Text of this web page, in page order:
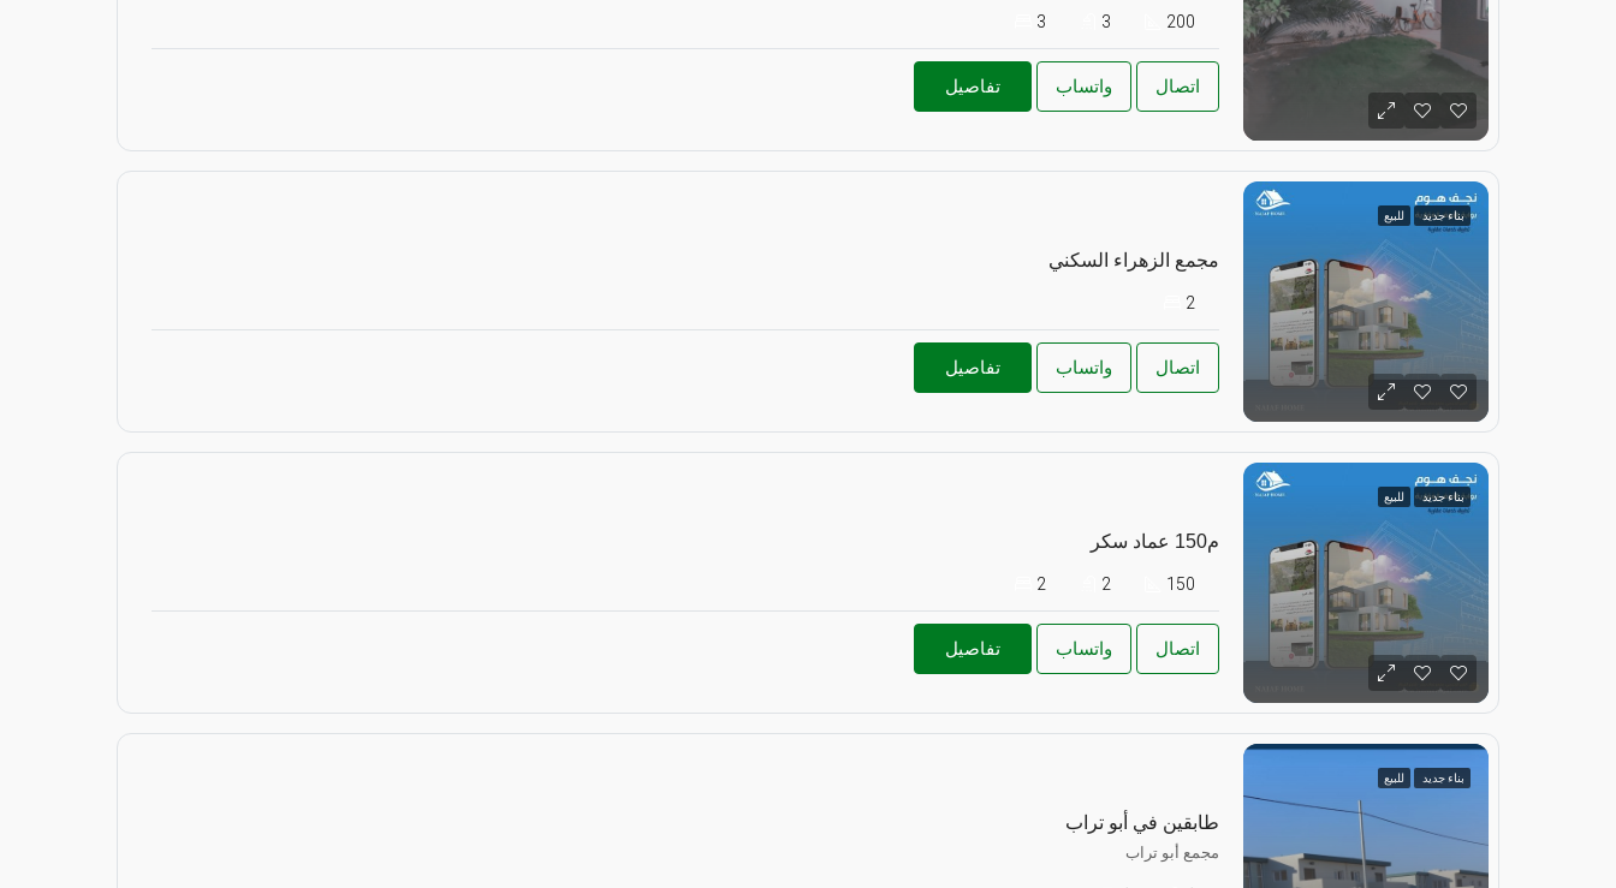
3 3 200
تفاصيل واتساب اتصال
بناء جديد للبيع
مجمع الزهراء السكني
2
تفاصيل واتساب اتصال
بناء جديد للبيع
م150 عماد سكر
2 2 150
تفاصيل واتساب اتصال
بناء جديد للبيع
طابقين في أبو تراب
مجمع أبو تراب